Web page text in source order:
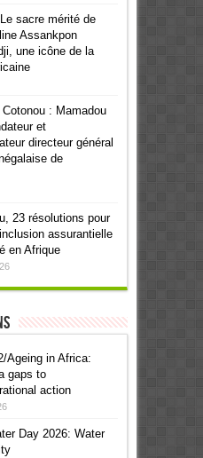
sacre mérité de
Assankpon
une icône de la
Cotonou : Mamadou
et
directeur général
de
23 résolutions pour
assurantielle
en Afrique
Ageing in Africa:
gaps to
action
Day 2026: Water